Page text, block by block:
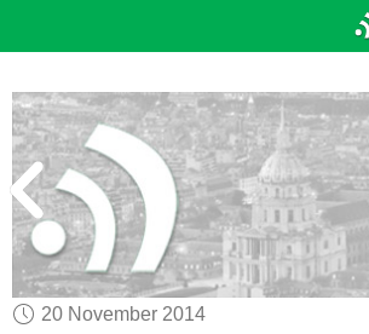
20 November 2014